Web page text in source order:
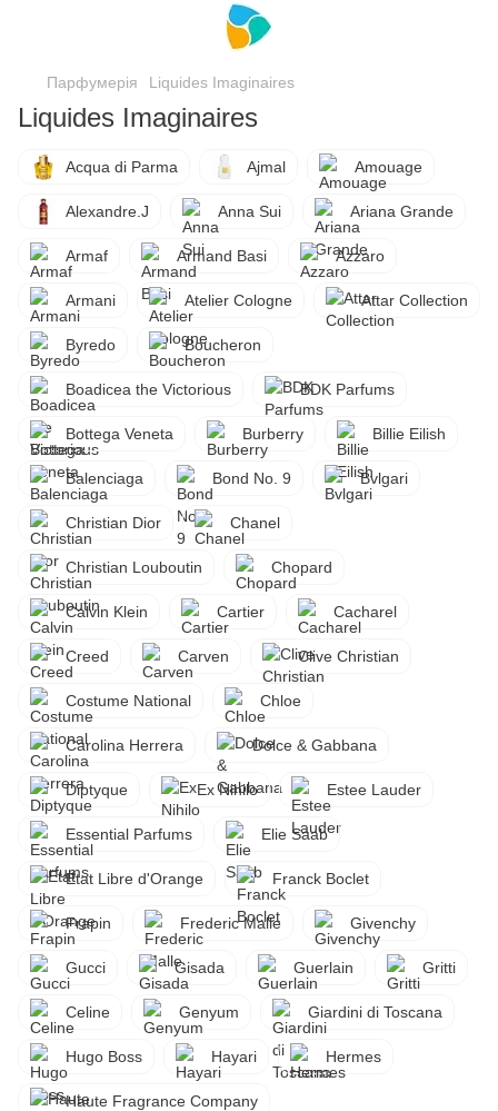
Парфумерія Liquides Imaginaires
Liquides Imaginaires
Acqua di Parma Ajmal Amouage
Alexandre.J Anna Sui Ariana Grande
Armaf Armand Basi Azzaro
Armani Atelier Cologne Attar Collection
Byredo Boucheron
Boadicea the Victorious BDK Parfums
Bottega Veneta Burberry Billie Eilish
Balenciaga Bond No. 9 Bvlgari
Christian Dior Chanel
Christian Louboutin Chopard
Calvin Klein Cartier Cacharel
Creed Carven Clive Christian
Costume National Chloe
Carolina Herrera Dolce & Gabbana
Diptyque Ex Nihilo Estee Lauder
Essential Parfums Elie Saab
Etat Libre d'Orange Franck Boclet
Frapin Frederic Malle Givenchy
Gucci Gisada Guerlain Gritti
Celine Genyum Giardini di Toscana
Hugo Boss Hayari Hermes
Haute Fragrance Company